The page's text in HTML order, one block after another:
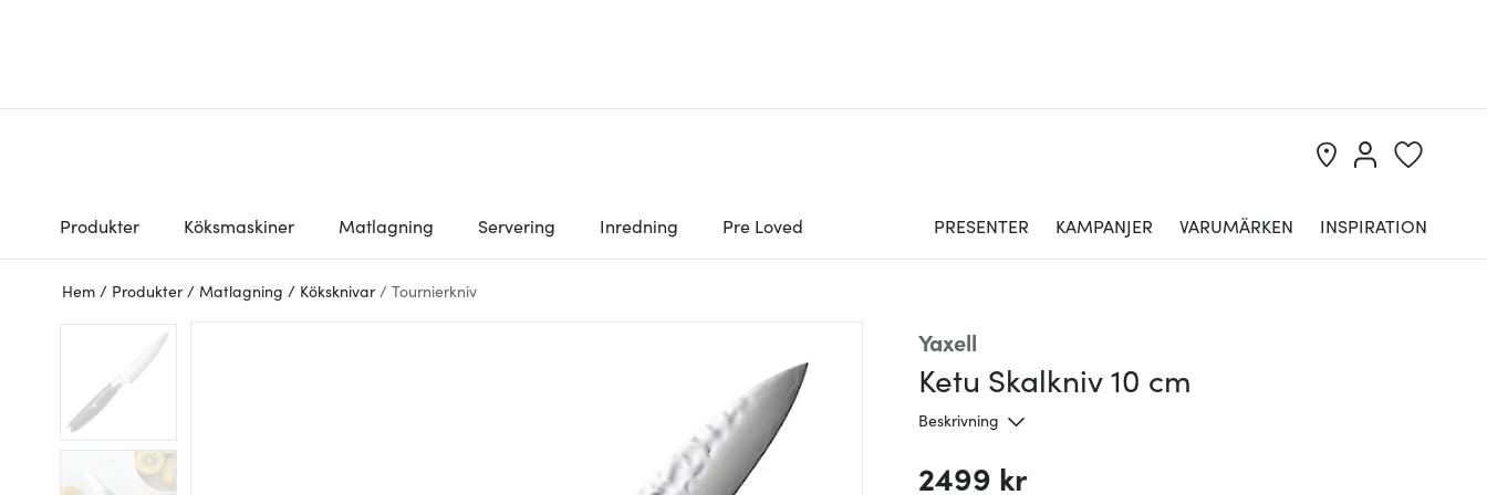
Produkter Köksmaskiner Matlagning Servering Inredning Pre Loved PRESENTER KAMPANJER VARUMÄRKEN INSPIRATION
Hem / Produkter / Matlagning / Köksknivar / Tournierkniv
Yaxell
Ketu Skalkniv 10 cm
Beskrivning
2499 kr